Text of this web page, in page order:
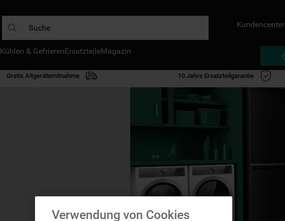
Kundencenter
Kühlen & GefrierenErsatzteileMagazin
Gratis Altgerätemitnahme 10 Jahre Ersatzteilgarantie
Verwendung von Cookies
DIE HÄUFIGSTEN SUCHANFRAGEN